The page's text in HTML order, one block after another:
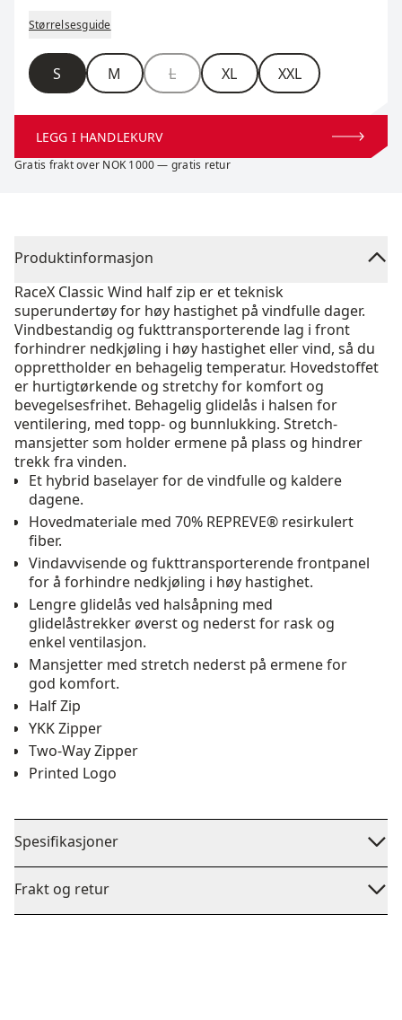
Størrelsesguide
Størrelse
S M L XL XXL
LEGG I HANDLEKURV
Gratis frakt over NOK 1000 — gratis retur
Produktinformasjon
RaceX Classic Wind half zip er et teknisk
superundertøy for høy hastighet på vindfulle dager.
Vindbestandig og fukttransporterende lag i front
forhindrer nedkjøling i høy hastighet eller vind, så du
opprettholder en behagelig temperatur. Hovedstoffet
er hurtigtørkende og stretchy for komfort og
bevegelsesfrihet. Behagelig glidelås i halsen for
ventilering, med topp- og bunnlukking. Stretch-
mansjetter som holder ermene på plass og hindrer
trekk fra vinden.
Et hybrid baselayer for de vindfulle og kaldere
dagene.
Hovedmateriale med 70% REPREVE® resirkulert
fiber.
Vindavvisende og fukttransporterende frontpanel
for å forhindre nedkjøling i høy hastighet.
Lengre glidelås ved halsåpning med
glidelåstrekker øverst og nederst for rask og
enkel ventilasjon.
Mansjetter med stretch nederst på ermene for
god komfort.
Half Zip
YKK Zipper
Two-Way Zipper
Printed Logo
Spesifikasjoner
Frakt og retur